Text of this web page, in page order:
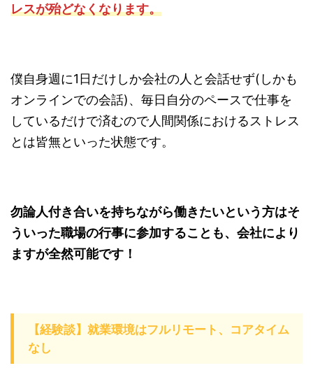
レスが殆どなくなります。
僕自身週に1日だけしか会社の人と会話せず(しかも
オンラインでの会話)、毎日自分のペースで仕事を
しているだけで済むので人間関係におけるストレス
とは皆無といった状態です。
勿論人付き合いを持ちながら働きたいという方はそ
ういった職場の行事に参加することも、会社により
ますが全然可能です！
【経験談】就業環境はフルリモート、コアタイム
なし